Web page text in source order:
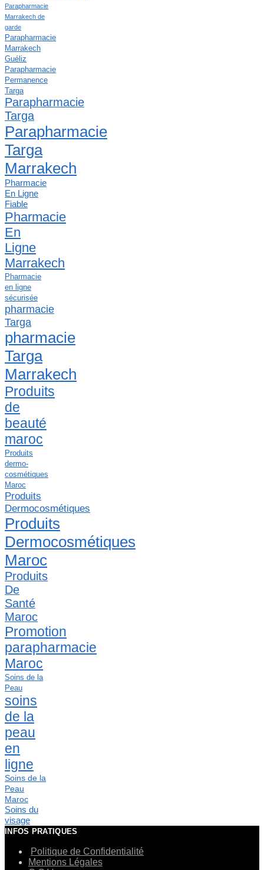
Parapharmacie
Marrakech de
garde
Parapharmacie
Marrakech
Guéliz
Parapharmacie
Permanence
Targa
Parapharmacie
Targa
Parapharmacie
Targa
Marrakech
Pharmacie
En Ligne
Fiable
Pharmacie
En
Ligne
Marrakech
Pharmacie
en ligne
sécurisée
pharmacie
Targa
pharmacie
Targa
Marrakech
Produits
de
beauté
maroc
Produits
dermo-
cosmétiques
Maroc
Produits
Dermocosmétiques
Produits
Dermocosmétiques
Maroc
Produits
De
Santé
Maroc
Promotion
parapharmacie
Maroc
Soins de la
Peau
soins
de la
peau
en
ligne
Soins de la
Peau
Maroc
Soins du
visage
INFOS PRATIQUES
Politique de Confidentialité
Mentions Légales